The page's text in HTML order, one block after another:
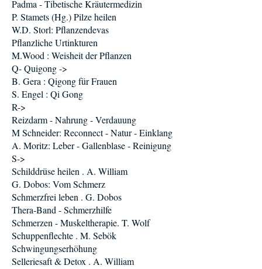
Padma - Tibetische Kräutermedizin
P. Stamets (Hg.) Pilze heilen
W.D. Storl: Pflanzendevas
Pflanzliche Urtinkturen
M.Wood : Weisheit der Pflanzen
Q- Quigong ->
B. Gera : Qigong für Frauen
S. Engel : Qi Gong
R->
Reizdarm - Nahrung - Verdauung
M Schneider: Reconnect - Natur - Einklang
A. Moritz: Leber - Gallenblase - Reinigung
S->
Schilddrüse heilen . A. William
G. Dobos: Vom Schmerz
Schmerzfrei leben . G. Dobos
Thera-Band - Schmerzhilfe
Schmerzen - Muskeltherapie. T. Wolf
Schuppenflechte . M. Sebök
Schwingungserhöhung
Selleriesaft & Detox . A. William